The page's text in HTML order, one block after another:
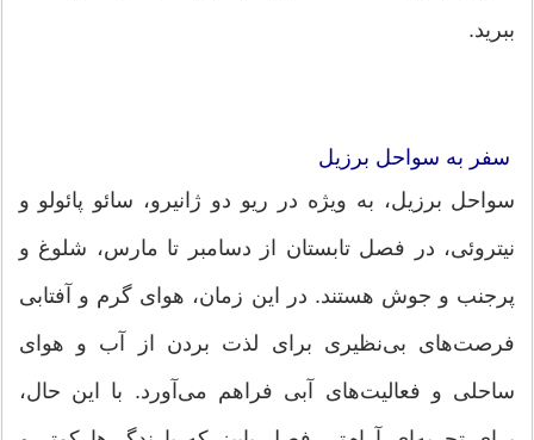
ببرید.
سفر به سواحل برزیل
سواحل برزیل، به ویژه در ریو دو ژانیرو، سائو پائولو و
نیتروئی، در فصل تابستان از دسامبر تا مارس، شلوغ و
پرجنب و جوش هستند. در این زمان، هوای گرم و آفتابی
فرصت‌های بی‌نظیری برای لذت بردن از آب و هوای
ساحلی و فعالیت‌های آبی فراهم می‌آورد. با این حال،